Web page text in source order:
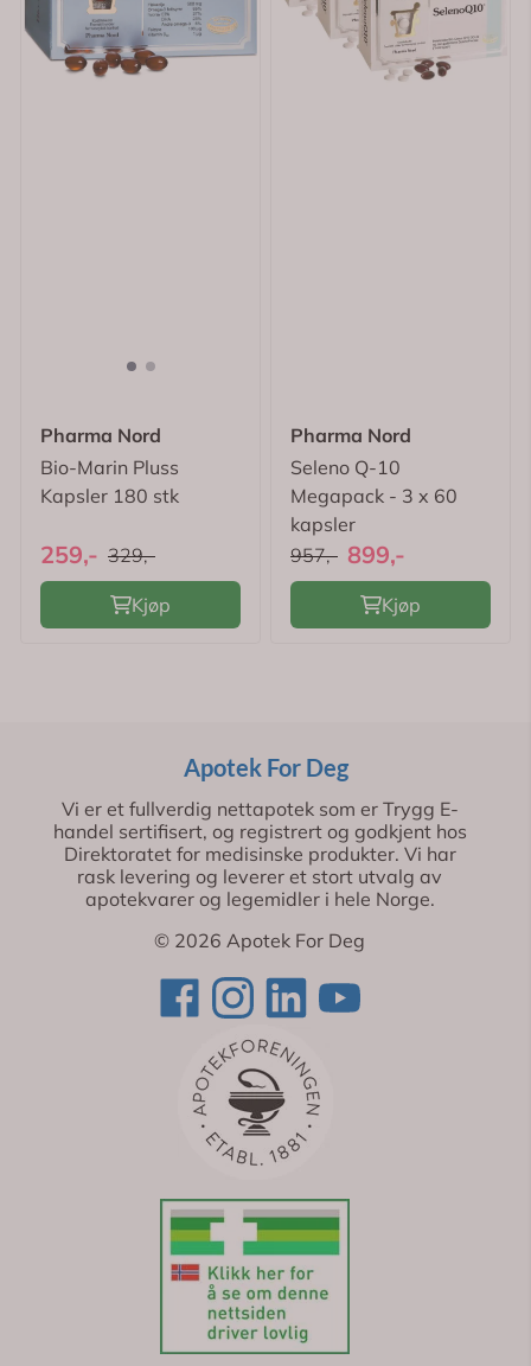
Pharma Nord
Bio-Marin Pluss
Kapsler 180 stk
259,- 329,-
Kjøp
Pharma Nord
Seleno Q-10
Megapack - 3 x 60
kapsler
957,- 899,-
Kjøp
Apotek For Deg
Vi er et fullverdig nettapotek som er Trygg E-
handel sertifisert, og registrert og godkjent hos
Direktoratet for medisinske produkter. Vi har
rask levering og leverer et stort utvalg av
apotekvarer og legemidler i hele Norge.
© 2026 Apotek For Deg